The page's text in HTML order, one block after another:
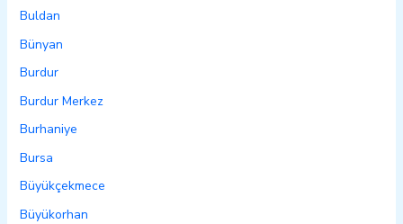
Buldan
Bünyan
Burdur
Burdur Merkez
Burhaniye
Bursa
Büyükçekmece
Büyükorhan